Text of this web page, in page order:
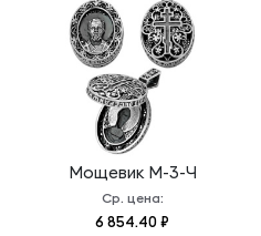
Мощевик М-3-Ч
Ср. цена:
6 854.40 ₽